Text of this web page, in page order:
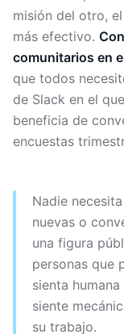
misión del otro,
más efectivo.
comunitarios en
que todos
de Slack en el
beneficia de
encuestas
Nadie
nuevas o
una figura
personas que
sienta
siente
su trabajo.